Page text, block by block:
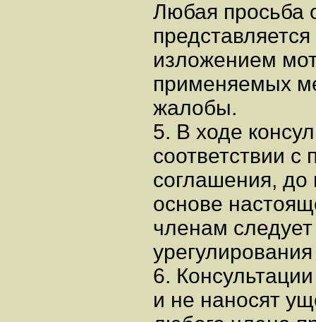
Любая просьба
изложением
применяемых
жалобы.
5. В ходе
соответствии
соглашения,
основе
членам
6.
и не наносят